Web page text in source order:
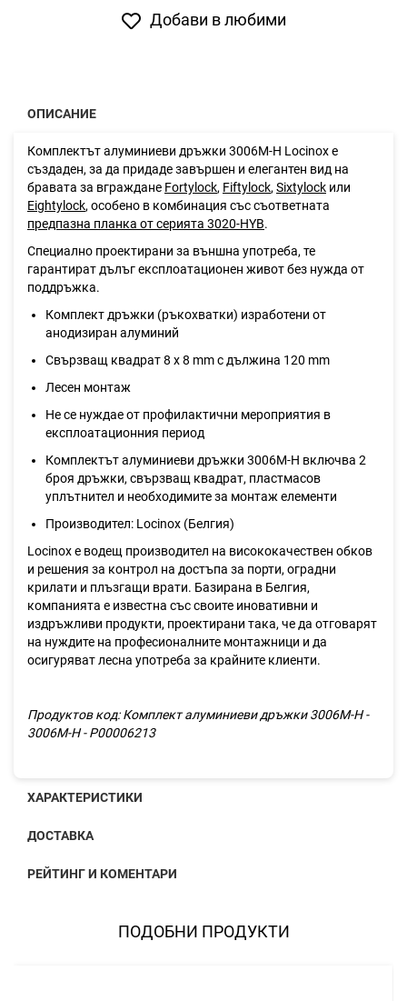
Добави в любими
ОПИСАНИЕ
Комплектът алуминиеви дръжки 3006M-H Locinox е
създаден, за да придаде завършен и елегантен вид на
бравата за вграждане Fortylock, Fiftylock,Sixtylock или
Eightylock, особено в комбинация със съответната
предпазна планка от серията 3020-HYB.
Специално проектирани за външна употреба, те
гарантират дълъг експлоатационен живот без нужда от
поддръжка.
Комплект дръжки (ръкохватки) изработени от
анодизиран алуминий
Свързващ квадрат 8 х 8 mm с дължина 120 mm
Лесен монтаж
Не се нуждае от профилактични мероприятия в
експлоатационния период
Комплектът алуминиеви дръжки 3006M-H включва 2
броя дръжки, свързващ квадрат, пластмасов
уплътнител и необходимите за монтаж елементи
Производител: Locinox (Белгия)
Locinox е водещ производител на висококачествен обков
и решения за контрол на достъпа за порти, оградни
крилати и плъзгащи врати. Базирана в Белгия,
компанията е известна със своите иновативни и
издръжливи продукти, проектирани така, че да отговарят
на нуждите на професионалните монтажници и да
осигуряват лесна употреба за крайните клиенти.
Продуктов код: Комплект алуминиеви дръжки 3006M-H -
3006M-H - P00006213
ХАРАКТЕРИСТИКИ
ДОСТАВКА
РЕЙТИНГ И КОМЕНТАРИ
ПОДОБНИ ПРОДУКТИ